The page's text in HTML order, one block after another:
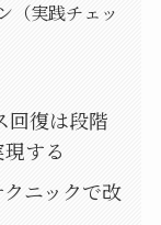
（実践チェッ
回復は段階
する
ニックで改